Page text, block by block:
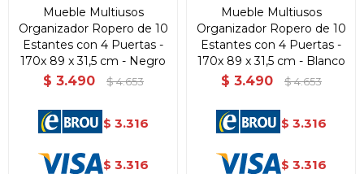
Mueble Multiusos
Organizador Ropero de 10
Estantes con 4 Puertas -
170x 89 x 31,5 cm - Negro
$ 3.490 $ 4.653
$ 3.316
$ 3.316
Mueble Multiusos
Organizador Ropero de 10
Estantes con 4 Puertas -
170x 89 x 31,5 cm - Blanco
$ 3.490 $ 4.653
$ 3.316
$ 3.316